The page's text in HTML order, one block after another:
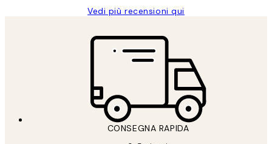
Vedi più recensioni qui
CONSEGNA RAPIDA